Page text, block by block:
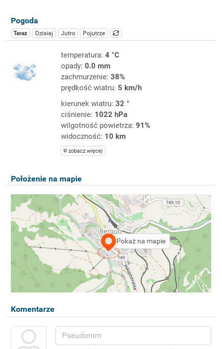
Pogoda
Teraz Dzisiaj Jutro Pojutrze
temperatura: 4 °C
opady: 0.0 mm
zachmurzenie: 38%
prędkość wiatru: 5 km/h
kierunek wiatru: 32 °
ciśnienie: 1022 hPa
wilgotność powietrza: 91%
widoczność: 10 km
zobacz więcej
Położenie na mapie
Pokaż na mapie
Komentarze